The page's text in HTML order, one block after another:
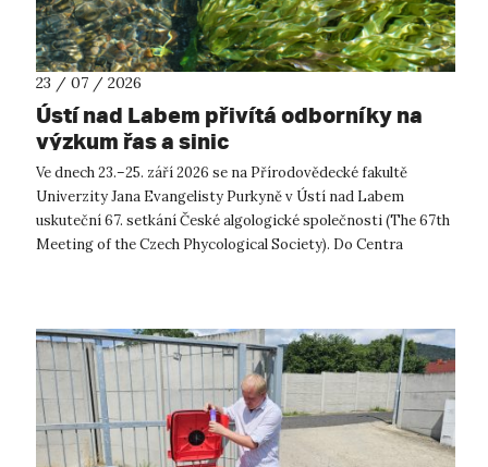
23 / 07 / 2026
Ústí nad Labem přivítá odborníky na
výzkum řas a sinic
Ve dnech 23.–25. září 2026 se na Přírodovědecké fakultě
Univerzity Jana Evangelisty Purkyně v Ústí nad Labem
uskuteční 67. setkání České algologické společnosti (The 67th
Meeting of the Czech Phycological Society). Do Centra